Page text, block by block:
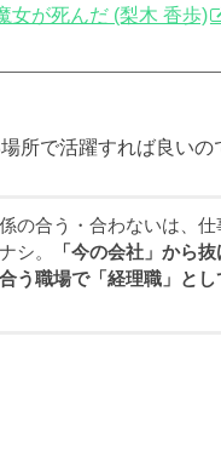
女が死んだ (梨木 香歩)
所で活躍すれば良いの
の合う・合わないは、仕
シ。
「今の会社」から抜
う職場で「経理職」とし